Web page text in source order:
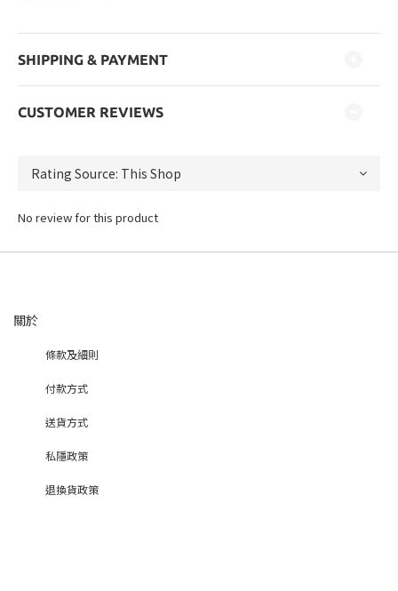
SHIPPING & PAYMENT
CUSTOMER REVIEWS
No review for this product
關於
條款及細則
付款方式
送貨方式
私隱政策
退換貨政策